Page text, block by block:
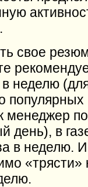
свое
в неделю
популярных
менеджер
день), в
в неделю.